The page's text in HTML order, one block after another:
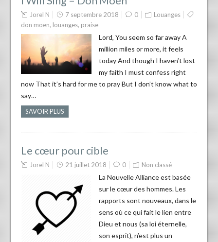
Jorel N 7 septembre 2018 0
Louanges
don moen, louanges, praise
Lord, You seem so far away A
million miles or more, it feels
today And though I haven’t lost
my faith I must confess right
now That it’s hard for me to pray But I don’t know what to
say…
SAVOIR PLUS
Le cœur pour cible
Jorel N 21 juillet 2018 0 Non classé
La Nouvelle Alliance est basée
sur le cœur des hommes. Les
rapports sont nouveaux, dans le
sens où ce qui fait le lien entre
Dieu et nous (sa loi éternelle,
son esprit), n’est plus un